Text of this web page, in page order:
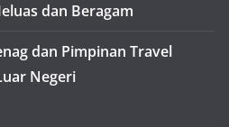
dan Beragam
dan Pimpinan Travel
Negeri